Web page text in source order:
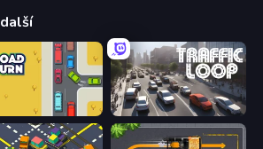
Traffic Loop